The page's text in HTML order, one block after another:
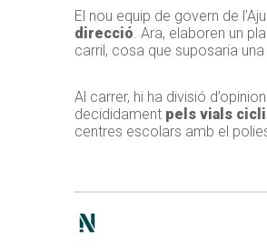
El nou equip de govern de
direcció. Ara, elaboren un
carril, cosa que suposaria
Al carrer, hi ha divisió
decididament pels vials
centres escolars amb el